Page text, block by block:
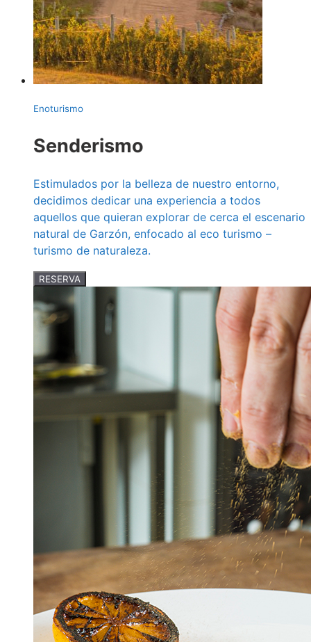
Enoturismo
Senderismo
Estimulados por la belleza de nuestro entorno,
decidimos dedicar una experiencia a todos
aquellos que quieran explorar de cerca el escenario
natural de Garzón, enfocado al eco turismo –
turismo de naturaleza.
RESERVA